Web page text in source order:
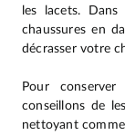
les lacets.
chaussures en
décrasser votre
Pour
conseillons de
nettoyant